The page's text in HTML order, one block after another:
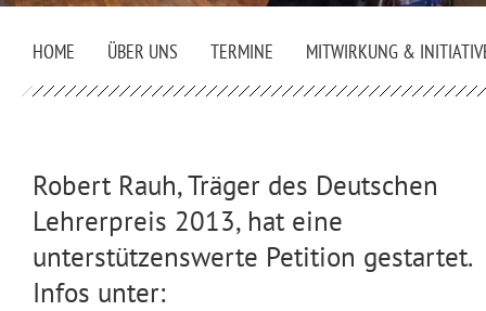
HOME ÜBER UNS TERMINE MITWIRKUNG &
Robert Rauh, Träger des Deutschen
Lehrerpreis 2013, hat eine
unterstützenswerte Petition gestartet.
Infos unter: